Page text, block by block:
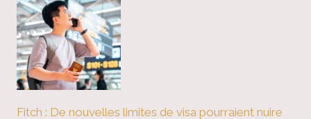
Fitch : De nouvelles limites de visa pourraient nuire